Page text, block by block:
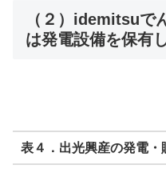
（２）idemitsuで
は発電設備を保有
表４．出光興産の発電・